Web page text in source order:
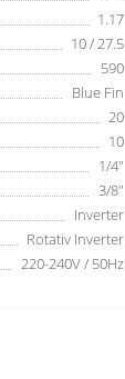
1.17
10 / 27.5
590
Blue Fin
20
10
1/4"
3/8"
Inverter
Rotativ Inverter
220-240V / 50Hz